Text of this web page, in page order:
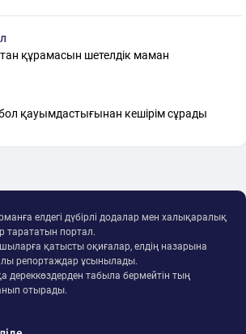
құрамасын шетелдік маман
қауымдастығынан кешірім сұрады
елдегі дүбірлі додалар мен халықаралық
тарататын портал.
қатысты оқиғалар, елдің назарына
репортаждар ұсынылады.
дереккөздерден табыла бермейтін тың
отырады.